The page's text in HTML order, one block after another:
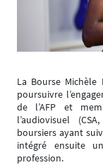
La Bourse
poursuivre
de l’AFP et
l’audiovisuel
boursiers ayant
intégré ensuite
profession.